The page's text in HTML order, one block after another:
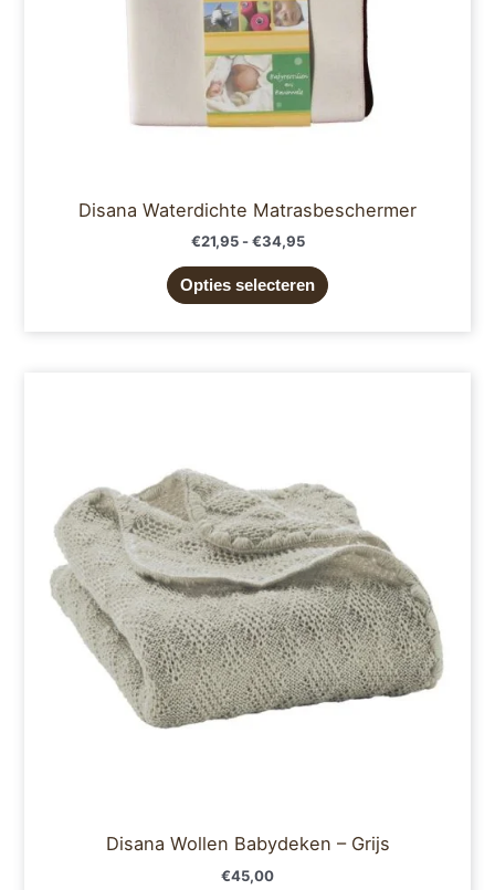
Disana Waterdichte Matrasbeschermer
€21,95 - €34,95
Opties selecteren
productpagina
Disana Wollen Babydeken – Grijs
€45,00